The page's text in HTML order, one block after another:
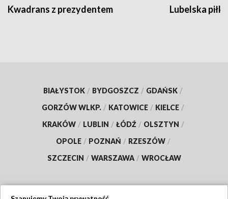
Kwadrans z prezydentem Lubelska piłka
BIAŁYSTOK / BYDGOSZCZ / GDAŃSK /
GORZÓW WLKP. / KATOWICE / KIELCE /
KRAKÓW / LUBLIN / ŁÓDŹ / OLSZTYN /
OPOLE / POZNAŃ / RZESZÓW /
SZCZECIN / WARSZAWA / WROCŁAW